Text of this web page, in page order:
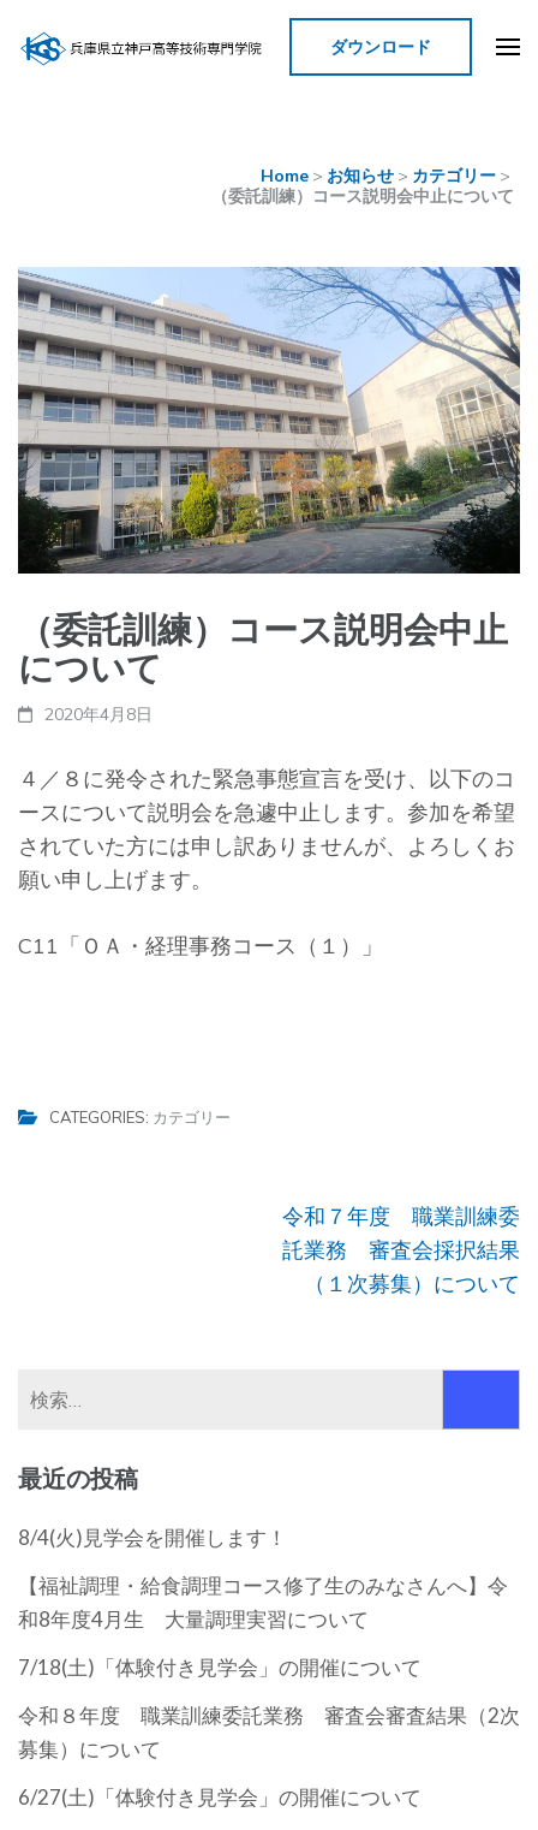
神戸高等技術専門学院
ダウンロード
Home > お知らせ > カテゴリー >
（委託訓練）コース説明会中止について
（委託訓練）コース説明会中止
について
2020年4月8日
４／８に発令された緊急事態宣言を受け、以下のコ
ースについて説明会を急遽中止します。参加を希望
されていた方には申し訳ありませんが、よろしくお
願い申し上げます。
C11「ＯＡ・経理事務コース（１）」
CATEGORIES: カテゴリー
ー
シ
ン
令和７年度 職業訓練委
託業務 審査会採択結果
（１次募集）について
最近の投稿
8/4(火)見学会を開催します！
【福祉調理・給食調理コース修了生のみなさんへ】令
和8年度4月生 大量調理実習について
7/18(土)「体験付き見学会」の開催について
令和８年度 職業訓練委託業務 審査会審査結果（2次
募集）について
6/27(土)「体験付き見学会」の開催について